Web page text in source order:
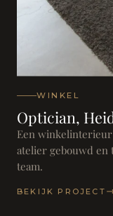
WINKEL
Optician,
Een
atelier gebouwd en
team.
BEKIJK PROJECT